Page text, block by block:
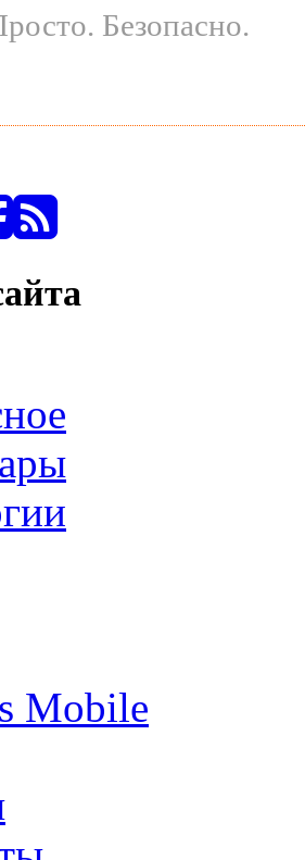
Безопасно.
Mobile